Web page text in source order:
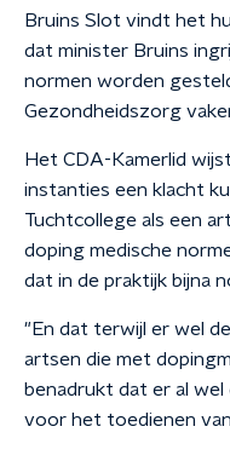
Bruins Slot vindt het
dat minister Bruins
normen worden
Gezondheidszorg
Het CDA-Kamerlid
instanties een klacht
Tuchtcollege als een
doping medische
dat in de praktijk bijna
"En dat terwijl er wel
artsen die met
benadrukt dat er al
voor het toedienen